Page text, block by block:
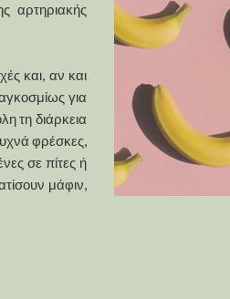
αρτηριακής
και, αν και
για
τη διάρκεια
φρέσκες,
σε πίτες ή
μάφιν,